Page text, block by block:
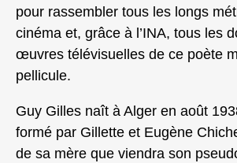
pour rassembler tous les longs
cinéma et, grâce à l’INA, tous les
œuvres télévisuelles de ce poète
pellicule.
Guy Gilles naît à Alger en août
formé par Gillette et Eugène
de sa mère que viendra son